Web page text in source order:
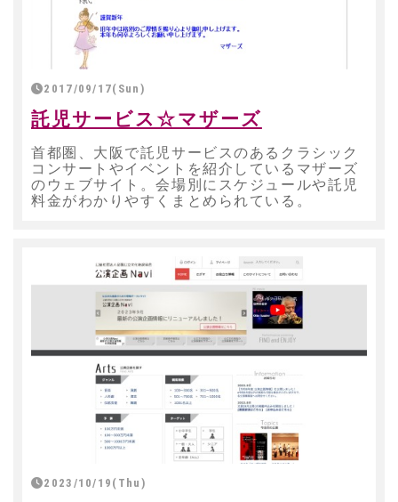
2017/09/17(Sun)
託児サービス☆マザーズ
首都圏、大阪で託児サービスのあるクラシック
コンサートやイベントを紹介しているマザーズ
のウェブサイト。会場別にスケジュールや託児
料金がわかりやすくまとめられている。
2023/10/19(Thu)